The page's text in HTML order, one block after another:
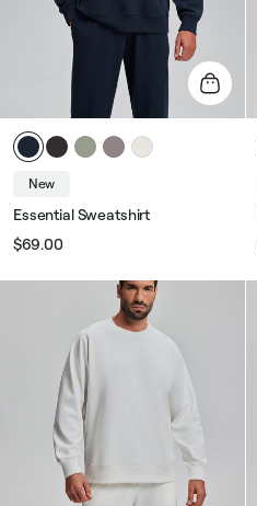
New
Essential Sweatshirt
Звичайна
ціна
$69.00
розпродажу